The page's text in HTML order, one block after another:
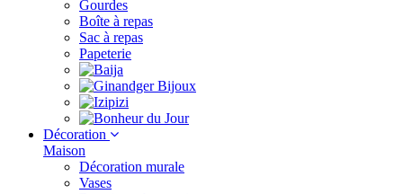
Gourdes
Boîte à repas
Sac à repas
Papeterie
Décoration
Maison
Décoration murale
Vases